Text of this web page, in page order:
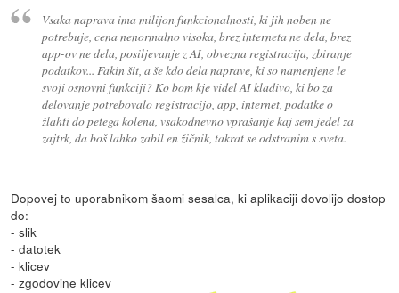
Vsaka naprava ima milijon funkcionalnosti, ki jih noben ne
potrebuje, cena nenormalno visoka, brez interneta ne dela, brez
app-ov ne dela, posiljevanje z AI, obvezna registracija, zbiranje
podatkov... Fakin šit, a še kdo dela naprave, ki so namenjene le
svoji osnovni funkciji? Ko bom kje videl AI kladivo, ki bo za
delovanje potrebovalo registracijo, app, internet, podatke o
žlahti do petega kolena, vsakodnevno vprašanje kaj sem jedel za
zajtrk, da boš lahko zabil en žičnik, takrat se odstranim s sveta.
Dopovej to uporabnikom šaomi sesalca, ki aplikaciji dovolijo dostop
do:
- slik
- datotek
- klicev
- zgodovine klicev